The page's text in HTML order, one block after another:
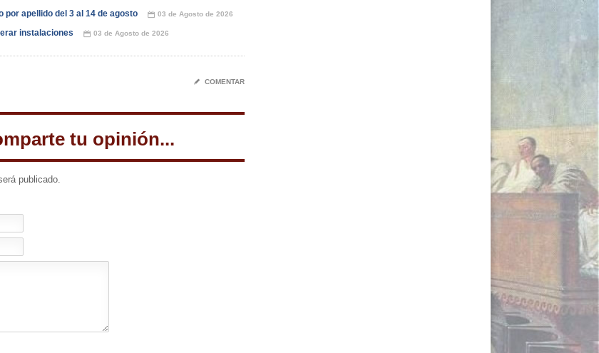
por apellido del 3 al 14 de agosto 📅 03 de Agosto de 2026
instalaciones 📅 03 de Agosto de 2026
✎ COMENTAR
tu opinión...
publicado.